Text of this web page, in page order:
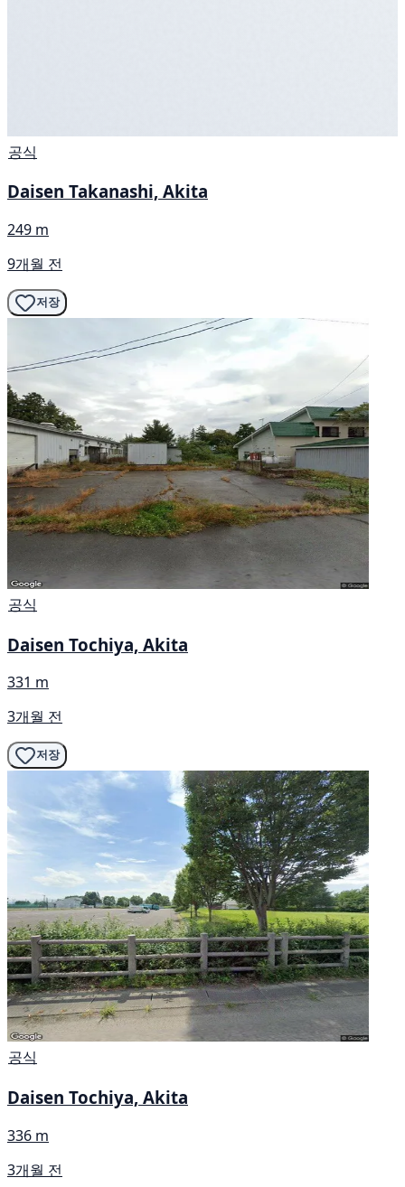
공식
Daisen Takanashi, Akita
249 m
9개월 전
저장
공식
Daisen Tochiya, Akita
331 m
3개월 전
저장
공식
Daisen Tochiya, Akita
336 m
3개월 전